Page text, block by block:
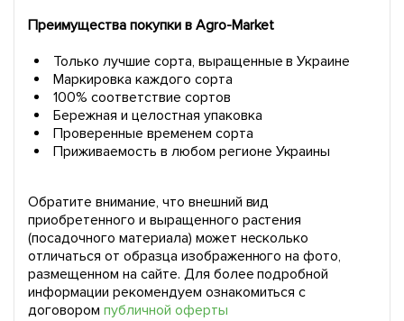
Преимущества покупки в Agro-Market
Только лучшие сорта, выращенные в Украине
Маркировка каждого сорта
100% соответствие сортов
Бережная и целостная упаковка
Проверенные временем сорта
Приживаемость в любом регионе Украины
Обратите внимание, что внешний вид
приобретенного и выращенного растения
(посадочного материала) может несколько
отличаться от образца изображенного на фото,
размещенном на сайте. Для более подробной
информации рекомендуем ознакомиться с
договором публичной оферты